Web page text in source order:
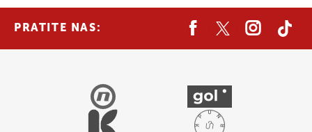
PRATITE NAS: